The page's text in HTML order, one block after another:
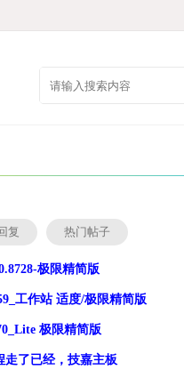
复 热门帖子
极限精简版
工作站 适度/极限精简版
极限精简版
走了已经，技嘉主板